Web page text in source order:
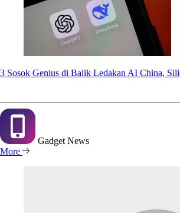
3 Sosok Genius di Balik Ledakan AI China,
Gadget News
More